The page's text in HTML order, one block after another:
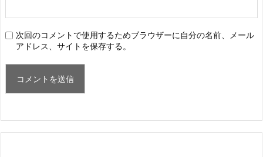
次回のコメントで使用するためブラウザーに自分の名前、メール
アドレス、サイトを保存する。